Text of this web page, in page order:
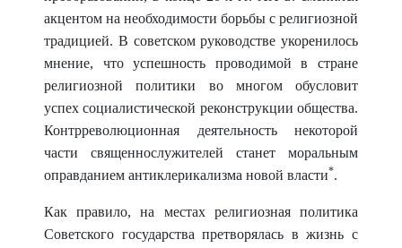
акцентом на необходимости борьбы с религиозной
традицией. В советском руководстве укоренилось
мнение, что успешность проводимой в стране
религиозной политики во многом обусловит
успех социалистической реконструкции общества.
Контрреволюционная деятельность некоторой
части священнослужителей станет моральным
оправданием антиклерикализма новой власти*.
Как правило, на местах религиозная политика
Советского государства претворялась в жизнь с